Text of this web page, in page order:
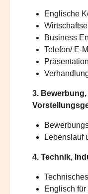
Englische
Business
Telefon/ E-
3.
Lebenslauf
4. Technik,
Englisch